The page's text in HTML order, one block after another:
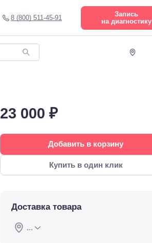
8 (800) 511-45-91
Запись
на диагностику
23 000 ₽
Добавить в корзину
Купить в один клик
Доставка товара
...